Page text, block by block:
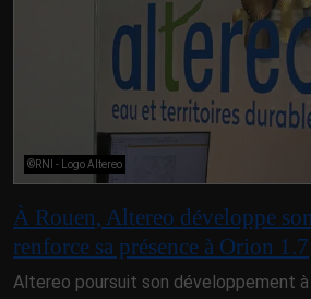
©RNI - Logo Altereo
À Rouen, Altereo développe
renforce sa présence à Orion 1.7
Altereo poursuit son développement